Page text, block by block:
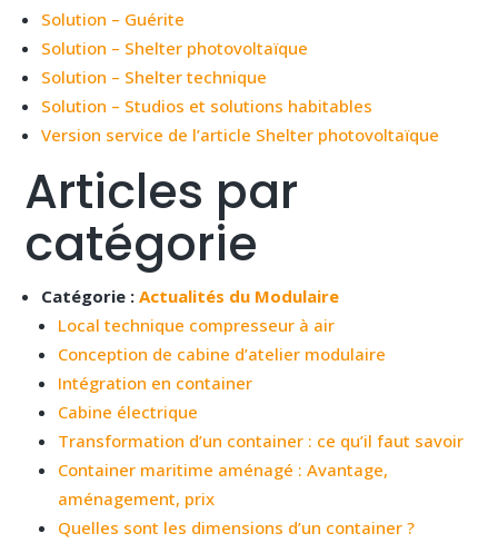
Solution – Guérite
Solution – Shelter photovoltaïque
Solution – Shelter technique
Solution – Studios et solutions habitables
Version service de l’article Shelter photovoltaïque
Articles par
catégorie
Catégorie :Actualités du Modulaire
Local technique compresseur à air
Conception de cabine d’atelier modulaire
Intégration en container
Cabine électrique
Transformation d’un container : ce qu’il faut savoir
Container maritime aménagé : Avantage,
aménagement, prix
Quelles sont les dimensions d’un container ?